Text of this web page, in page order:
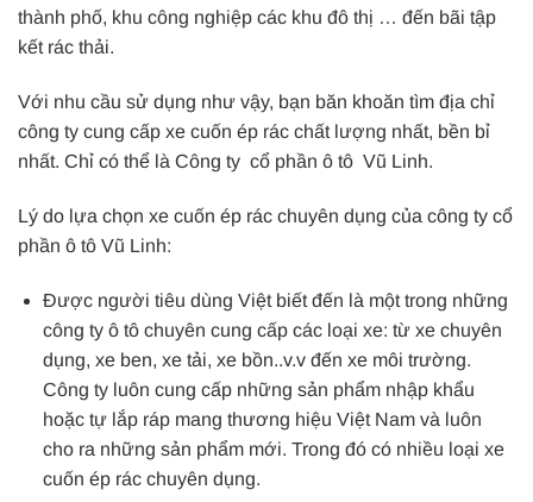
thành phố, khu công nghiệp các khu đô thị … đến bãi tập
kết rác thải.
Với nhu cầu sử dụng như vậy, bạn băn khoăn tìm địa chỉ
công ty cung cấp xe cuốn ép rác chất lượng nhất, bền bỉ
nhất. Chỉ có thể là Công ty cổ phần ô tô Vũ Linh.
Lý do lựa chọn xe cuốn ép rác chuyên dụng của công ty cổ
phần ô tô Vũ Linh:
Được người tiêu dùng Việt biết đến là một trong những
công ty ô tô chuyên cung cấp các loại xe: từ xe chuyên
dụng, xe ben, xe tải, xe bồn..v.v đến xe môi trường.
Công ty luôn cung cấp những sản phẩm nhập khẩu
hoặc tự lắp ráp mang thương hiệu Việt Nam và luôn
cho ra những sản phẩm mới. Trong đó có nhiều loại xe
cuốn ép rác chuyên dụng.